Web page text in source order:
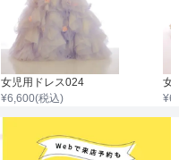
女児用ドレス024
¥6,600(税込)
女
¥